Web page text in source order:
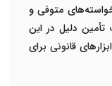
متوفی و
دلیل در این
قانونی برای